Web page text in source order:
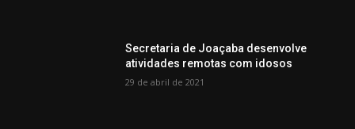
Secretaria de Joaçaba desenvolve
atividades remotas com idosos
29 de abril de 2021